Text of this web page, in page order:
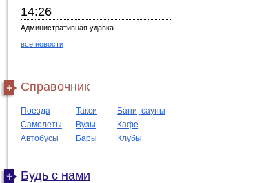
14:26
Административная удавка
все новости
Справочник
Поезда Такси
Бани, сауны
Самолеты
Вузы
Кафе
Автобусы
Бары Клубы
Будь с нами